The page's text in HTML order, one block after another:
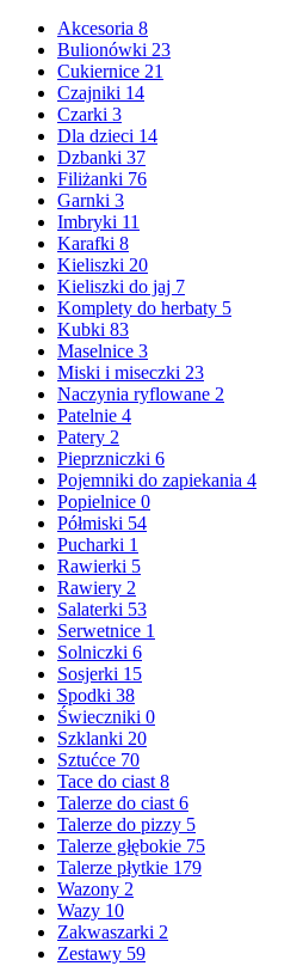
Akcesoria 8
Bulionówki 23
Cukiernice 21
Czajniki 14
Czarki 3
Dla dzieci 14
Dzbanki 37
Filiżanki 76
Garnki 3
Imbryki 11
Karafki 8
Kieliszki 20
Kieliszki do jaj 7
Komplety do herbaty 5
Kubki 83
Maselnice 3
Miski i miseczki 23
Naczynia ryflowane 2
Patelnie 4
Patery 2
Pieprzniczki 6
Pojemniki do zapiekania 4
Popielnice 0
Półmiski 54
Pucharki 1
Rawierki 5
Rawiery 2
Salaterki 53
Serwetnice 1
Solniczki 6
Sosjerki 15
Spodki 38
Świeczniki 0
Szklanki 20
Sztućce 70
Tace do ciast 8
Talerze do ciast 6
Talerze do pizzy 5
Talerze głębokie 75
Talerze płytkie 179
Wazony 2
Wazy 10
Zakwaszarki 2
Zestawy 59